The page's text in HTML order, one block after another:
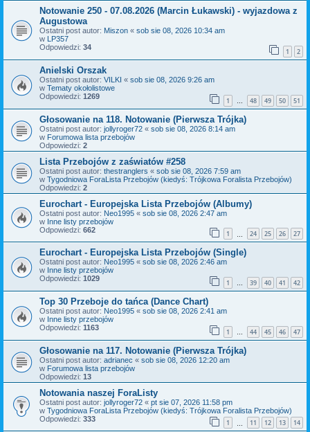
Notowanie 250 - 07.08.2026 (Marcin Łukawski) - wyjazdowa z
Augustowa
Ostatni post autor: Miszon « sob sie 08, 2026 10:34 am
w
LP357
Odpowiedzi: 34 1 2
Anielski Orszak
Ostatni post autor: VILKI « sob sie 08, 2026 9:26 am
w Tematy okołolistowe
Odpowiedzi: 1269 1 … 48 49 50 51
Głosowanie na 118. Notowanie (Pierwsza Trójka)
Ostatni post autor: jollyroger72 « sob sie 08, 2026 8:14 am
w Forumowa lista przebojów
Odpowiedzi: 2
Lista Przebojów z zaświatów #258
Ostatni post autor: thestranglers « sob sie 08, 2026 7:59 am
w Tygodniowa ForaLista Przebojów (kiedyś: Trójkowa Foralista Przebojów)
Odpowiedzi: 2
Eurochart - Europejska Lista Przebojów (Albumy)
Ostatni post autor: Neo1995 « sob sie 08, 2026 2:47 am
w Inne listy przebojów
Odpowiedzi: 662 1 24 25 26 27
Eurochart - Europejska Lista Przebojów (Single)
Ostatni post autor: Neo1995 « sob sie 08, 2026 2:46 am
w Inne listy przebojów
Odpowiedzi: 1029 1 … 39 40 41 42
Top 30 Przeboje do tańca (Dance Chart)
Ostatni post autor: Neo1995 « sob sie 08, 2026 2:41 am
w Inne listy przebojów
Odpowiedzi: 1163 1 … 44 45 46 47
Głosowanie na 117. Notowanie (Pierwsza Trójka)
Ostatni post autor: adrianec « sob sie 08, 2026 12:20 am
w Forumowa lista przebojów
Odpowiedzi: 13
Notowania naszej ForaListy
Ostatni post autor: jollyroger72 « pt sie 07, 2026 11:58 pm
w Tygodniowa ForaLista Przebojów (kiedyś: Trójkowa Foralista Przebojów)
Odpowiedzi: 333 1 11 12 13 14